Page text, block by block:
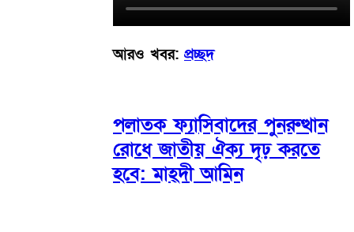
আরও খবর: প্রচ্ছদ
পলাতক ফ্যাসিবাদের পুনরুত্থান
রোধে জাতীয় ঐক্য দৃঢ় করতে
হবে: মাহ্দী আমিন